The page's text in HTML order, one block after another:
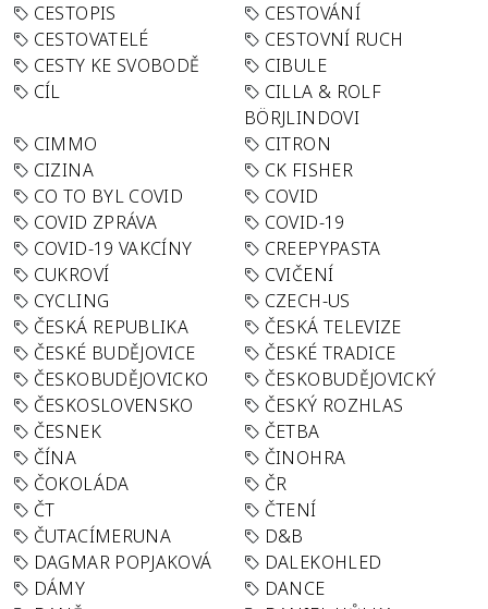
CESTOPIS
CESTOVÁNÍ
CESTOVATELÉ
CESTOVNÍ RUCH
CESTY KE SVOBODĚ
CIBULE
CÍL
CILLA & ROLF
BÖRJLINDOVI
CIMMO
CITRON
CIZINA
CK FISHER
CO TO BYL COVID
COVID
COVID ZPRÁVA
COVID-19
COVID-19 VAKCÍNY
CREEPYPASTA
CUKROVÍ
CVIČENÍ
CYCLING
CZECH-US
ČESKÁ REPUBLIKA
ČESKÁ TELEVIZE
ČESKÉ BUDĚJOVICE
ČESKÉ TRADICE
ČESKOBUDĚJOVICKO
ČESKOBUDĚJOVICKÝ
ČESKOSLOVENSKO
ČESKÝ ROZHLAS
ČESNEK
ČETBA
ČÍNA
ČINOHRA
ČOKOLÁDA
ČR
ČT
ČTENÍ
ČUTACÍMERUNA
D&B
DAGMAR POPJAKOVÁ
DALEKOHLED
DÁMY
DANCE